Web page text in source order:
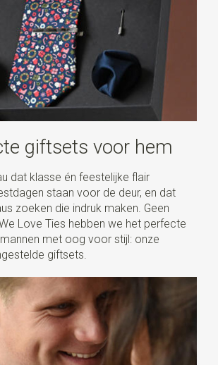
giftsets voor hem
dat klasse én feestelijke flair
staan voor de deur, en dat
zoeken die indruk maken. Geen
Love Ties hebben we het perfecte
met oog voor stijl: onze
giftsets.